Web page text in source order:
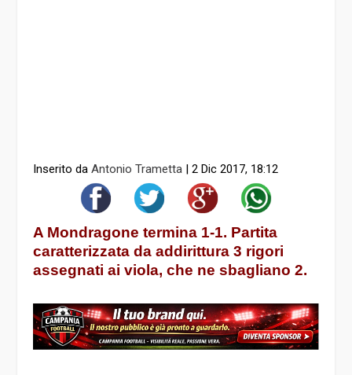
Inserito da Antonio Trametta |2 Dic 2017, 18:12
A Mondragone termina 1-1. Partita
caratterizzata da addirittura 3 rigori
assegnati ai viola, che ne sbagliano 2.